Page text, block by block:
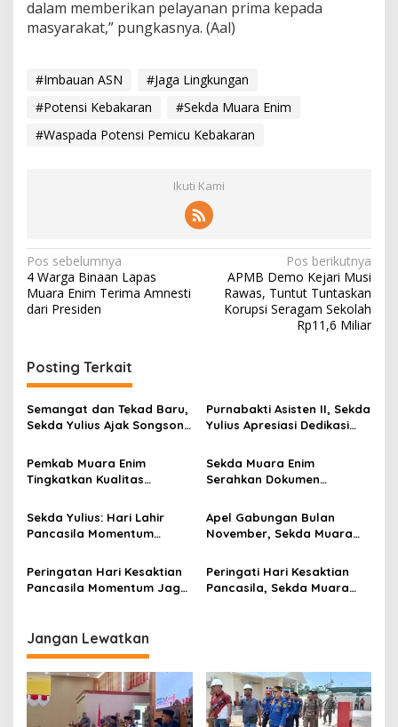
dalam memberikan pelayanan prima kepada
masyarakat,” pungkasnya. (Aal)
#Imbauan ASN
#Jaga Lingkungan
#Potensi Kebakaran
#Sekda Muara Enim
#Waspada Potensi Pemicu Kebakaran
Ikuti Kami
N
a
v
g
a
s
i
p
o
s
Pos sebelumnya
4 Warga Binaan Lapas
Muara Enim Terima Amnesti
dari Presiden
Pos berikutnya
APMB Demo Kejari Musi
Rawas, Tuntut Tuntaskan
Korupsi Seragam Sekolah
Rp11,6 Miliar
Posting Terkait
Semangat dan Tekad Baru,
Sekda Yulius Ajak Songsong
MEMBARA
Purnabakti Asisten II, Sekda
Yulius Apresiasi Dedikasi
Pemkab Muara Enim
Tingkatkan Kualitas
Sekda Muara Enim
Serahkan Dokumen
Pertanggungjawaban APBD
2024
Sekda Yulius: Hari Lahir
Pancasila Momentum
Apel Gabungan Bulan
November, Sekda Muara
Pensiunan Pegawai &
Bantuan Purna Bakti Korpri
Peringatan Hari Kesaktian
Pancasila Momentum Jaga
Peringati Hari Kesaktian
Pancasila, Sekda Muara
Jangan Lewatkan